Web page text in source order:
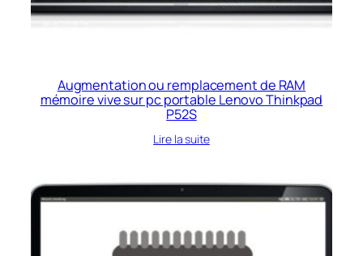
Augmentation ou remplacement de RAM
mémoire vive sur pc portable Lenovo Thinkpad
P52S
Lire la suite